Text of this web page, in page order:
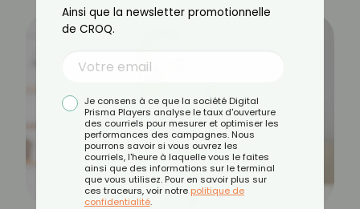
Ainsi que la newsletter promotionnelle
de CROQ.
Je consens à ce que la société Digital
Prisma Players analyse le taux d'ouverture
des courriels pour mesurer et optimiser les
performances des campagnes. Nous
pourrons savoir si vous ouvrez les
courriels, l'heure à laquelle vous le faites
ainsi que des informations sur le terminal
que vous utilisez. Pour en savoir plus sur
ces traceurs, voir notre politique de
confidentialité.